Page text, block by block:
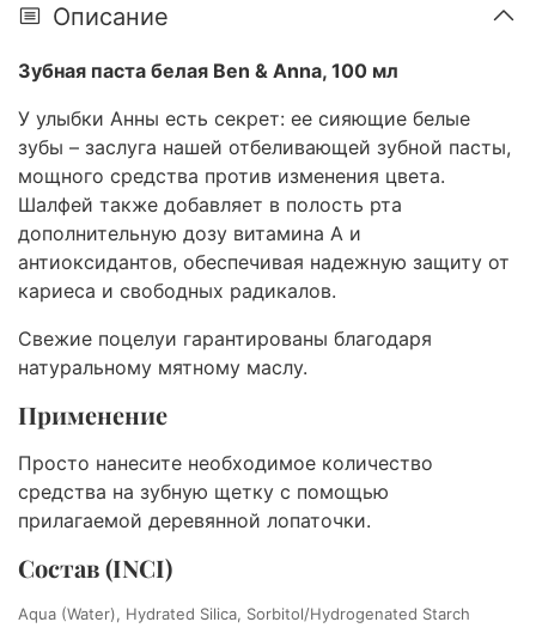
Описание
Зубная паста белая Ben & Anna, 100 мл
У улыбки Анны есть секрет: ее сияющие белые
зубы – заслуга нашей отбеливающей зубной пасты,
мощного средства против изменения цвета.
Шалфей также добавляет в полость рта
дополнительную дозу витамина А и
антиоксидантов, обеспечивая надежную защиту от
кариеса и свободных радикалов.
Свежие поцелуи гарантированы благодаря
натуральному мятному маслу.
Применение
Просто нанесите необходимое количество
средства на зубную щетку с помощью
прилагаемой деревянной лопаточки.
Состав (INCI)
Aqua (Water), Hydrated Silica, Sorbitol/Hydrogenated Starch